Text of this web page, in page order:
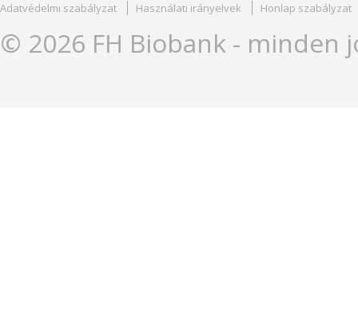
Adatvédelmi szabályzat Használati irányelvek Honlap szabályzat
© 2026 FH Biobank - minden